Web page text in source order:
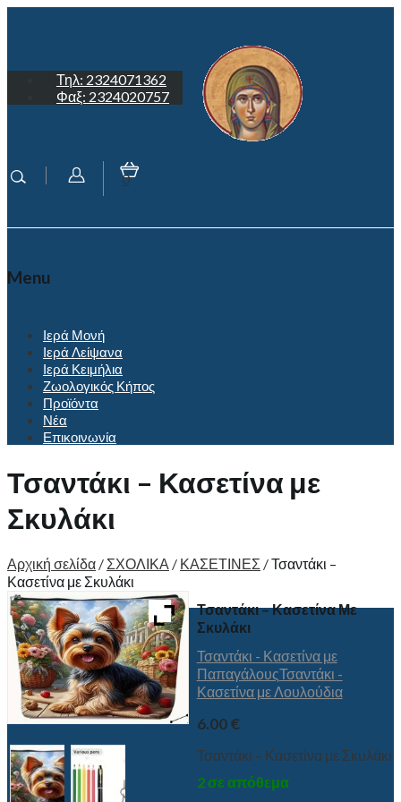
Τηλ: 2324071362
Φαξ: 2324020757
0
Menu
Ιερά Μονή
Ιερά Λείψανα
Ιερά Κειμήλια
Ζωολογικός Κήπος
Προϊόντα
Νέα
Επικοινωνία
Τσαντάκι – Κασετίνα με
Σκυλάκι
Αρχική σελίδα / ΣΧΟΛΙΚΑ / ΚΑΣΕΤΙΝΕΣ /Τσαντάκι –
Κασετίνα με Σκυλάκι
Τσαντάκι – Κασετίνα Με
Σκυλάκι
Τσαντάκι - Κασετίνα με
ΠαπαγάλουςΤσαντάκι -
Κασετίνα με Λουλούδια
6.00€
Τσαντάκι – Κασετίνα με Σκυλάκι
2 σε απόθεμα